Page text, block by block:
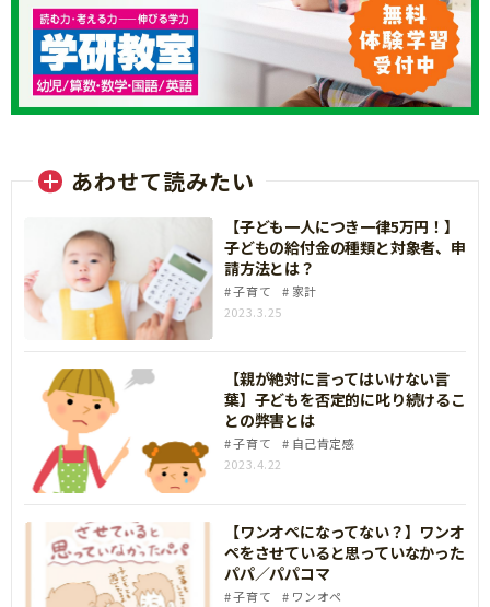
あわせて読みたい
【子ども一人につき一律5万円！】
子どもの給付金の種類と対象者、申
請方法とは？
子育て
家計
2023.3.25
【親が絶対に言ってはいけない言
葉】子どもを否定的に叱り続けるこ
との弊害とは
子育て
自己肯定感
2023.4.22
【ワンオペになってない？】ワンオ
ペをさせていると思っていなかった
パパ／パパコマ
子育て
ワンオペ